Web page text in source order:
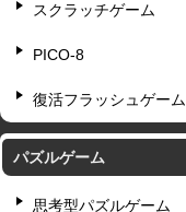
スクラッチゲーム
PICO-8
復活フラッシュゲーム
パズルゲーム
思考型パズルゲーム